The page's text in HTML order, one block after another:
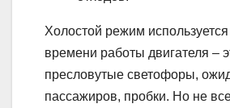
Холостой режим
времени работы двигателя –
пресловутые светофоры,
пассажиров, пробки. Но не все